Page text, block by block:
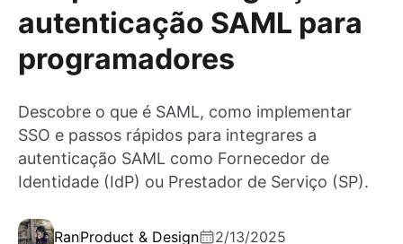
autenticação SAML para
programadores
Descobre o que é SAML, como implementar
SSO e passos rápidos para integrares a
autenticação SAML como Fornecedor de
Identidade (IdP) ou Prestador de Serviço (SP).
RanProduct & Design 2/13/2025